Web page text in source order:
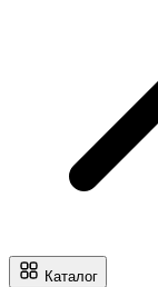
Каталог